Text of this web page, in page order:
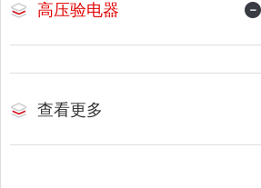
高压验电器
查看更多